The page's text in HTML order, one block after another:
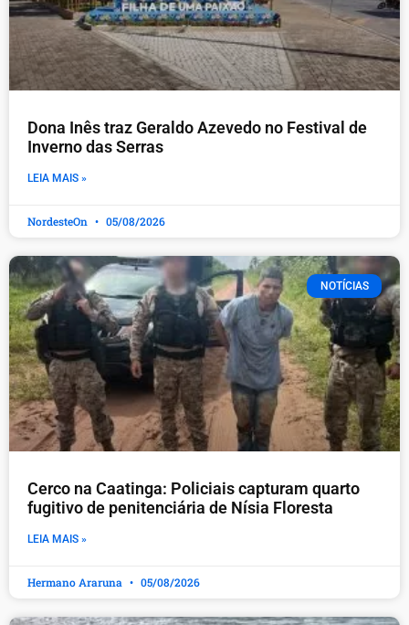
Dona Inês traz Geraldo Azevedo no Festival de
Inverno das Serras
LEIA MAIS »
NordesteOn 05/08/2026
NOTÍCIAS
Cerco na Caatinga: Policiais capturam quarto
fugitivo de penitenciária de Nísia Floresta
LEIA MAIS »
Hermano Araruna 05/08/2026